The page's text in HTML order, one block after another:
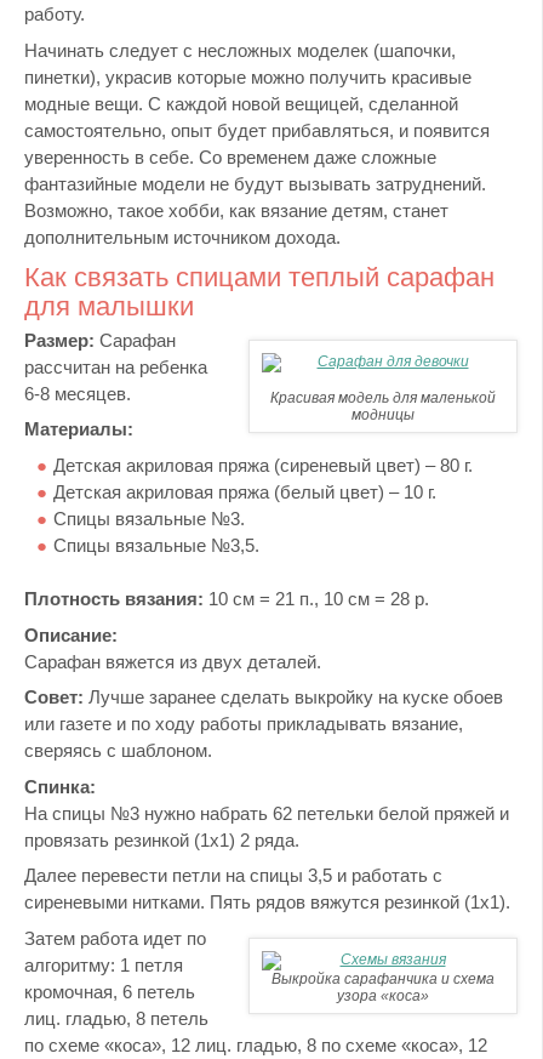
работу.
Начинать следует с несложных моделек (шапочки,
пинетки), украсив которые можно получить красивые
модные вещи. С каждой новой вещицей, сделанной
самостоятельно, опыт будет прибавляться, и появится
уверенность в себе. Со временем даже сложные
фантазийные модели не будут вызывать затруднений.
Возможно, такое хобби, как вязание детям, станет
дополнительным источником дохода.
Как связать спицами теплый сарафан
для малышки
Красивая модель для маленькой
модницы
Размер: Сарафан
рассчитан на ребенка
6-8 месяцев.
Материалы:
Детская акриловая пряжа (сиреневый цвет) – 80 г.
Детская акриловая пряжа (белый цвет) – 10 г.
Спицы вязальные №3.
Спицы вязальные №3,5.
Плотность вязания: 10 см = 21 п., 10 см = 28 р.
Описание:
Сарафан вяжется из двух деталей.
Совет: Лучше заранее сделать выкройку на куске обоев
или газете и по ходу работы прикладывать вязание,
сверяясь с шаблоном.
Спинка:
На спицы №3 нужно набрать 62 петельки белой пряжей и
провязать резинкой (1х1) 2 ряда.
Далее перевести петли на спицы 3,5 и работать с
сиреневыми нитками. Пять рядов вяжутся резинкой (1х1).
Выкройка сарафанчика и схема
узора «коса»
Затем работа идет по
алгоритму: 1 петля
кромочная, 6 петель
лиц. гладью, 8 петель
по схеме «коса», 12 лиц. гладью, 8 по схеме «коса», 12